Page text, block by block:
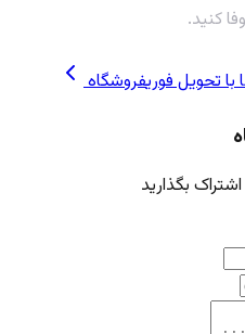
کنید.
تحویل فوریفروشگاه
بگذارید